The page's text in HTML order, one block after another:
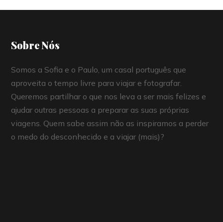
Sobre Nós
Somos a Sofia e o Paulo, um casal português que
aproveita o tempo livre para viajar e fotografar.
Queremos partilhar o que nos leva a ser mais felizes e
ajudar outras pessoas a preparar as suas próprias
viagens. Quem sabe assim não as inspiramos a perder
o medo do desconhecido e a viajar (mais)?